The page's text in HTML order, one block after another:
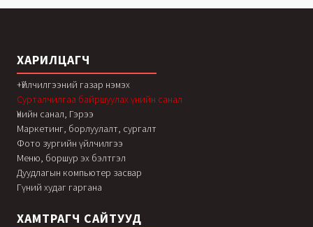
ХАРИЛЦАГЧ
+Үйлчилгээний газар нэмэх
Сурталчилгаа байршуулах үнийн санал
Үнийн санал, Гэрээ
Маркетинг, борлуулалт, сургалт
Фото зургийн үйлчилгээ
Меню, боршур эх бэлтгэл
Дуудлагын компьютер засвар
Гүний худаг гаргана
ХАМТРАГЧ САЙТУУД